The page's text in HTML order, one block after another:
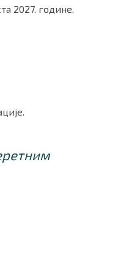
2027. године.